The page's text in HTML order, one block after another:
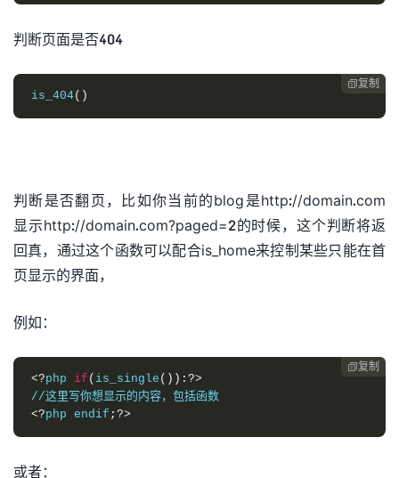
判断页面是否404
复制
is_404()
判断是否翻页，比如你当前的blog是http://domain.com
显示http://domain.com?paged=2的时候，这个判断将返
回真，通过这个函数可以配合is_home来控制某些只能在首
页显示的界面，
例如：
复制
<?php if ( is_single ()):?>
<?php endif ;?>
或者：